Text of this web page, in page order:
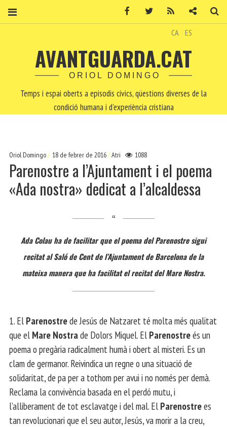
CA ES
AVANTGUARDA.CAT
ORIOL DOMINGO
Temps i espai oberts a episodis cívics, qüestions diverses de la
condició humana i d'experiència cristiana
Oriol Domingo 18 de febrer de 2016 Atri 1088
Parenostre a l’Ajuntament i el poema
«Ada nostra» dedicat a l’alcaldessa
Ada Colau ha de facilitar que el poema del Parenostre sigui
recitat al Saló de Cent de l’Ajuntament de Barcelona de la
mateixa manera que ha facilitat el recitat del Mare Nostra.
1. El Parenostrede Jesús de Natzaret té molta més qualitat
que el Mare Nostra de Dolors Miquel. El Parenostreés un
poema o pregària radicalment humà i obert al misteri. Es un
clam de germanor. Reivindica un regne o una situació de
solidaritat, de pa per a tothom per avui i no només per demà.
Reclama la convivència basada en el perdó mutu, i
l’alliberament de tot esclavatge i del mal. El Parenostrees
tan revolucionari que el seu autor, Jesús, va morir a la creu,
Facebook Twitter Contacte